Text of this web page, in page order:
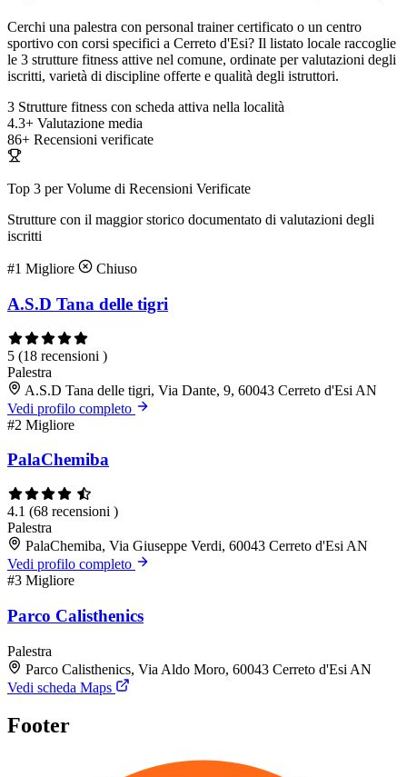
Cerchi una palestra con personal trainer certificato o un centro
sportivo con corsi specifici a Cerreto d'Esi? Il listato locale raccoglie
le 3 strutture fitness attive nel comune, ordinate per valutazioni degli
iscritti, varietà di discipline offerte e qualità degli istruttori.
3 Strutture fitness con scheda attiva nella località
4.3+ Valutazione media
86+ Recensioni verificate
Top 3 per Volume di Recensioni Verificate
Strutture con il maggior storico documentato di valutazioni degli
iscritti
#1 Migliore Chiuso
A.S.D Tana delle tigri
5 (18 recensioni )
Palestra
A.S.D Tana delle tigri, Via Dante, 9, 60043 Cerreto d'Esi AN
Vedi profilo completo
#2 Migliore
PalaChemiba
4.1 (68 recensioni )
Palestra
PalaChemiba, Via Giuseppe Verdi, 60043 Cerreto d'Esi AN
Vedi profilo completo
#3 Migliore
Parco Calisthenics
Palestra
Parco Calisthenics, Via Aldo Moro, 60043 Cerreto d'Esi AN
Vedi scheda Maps
Footer